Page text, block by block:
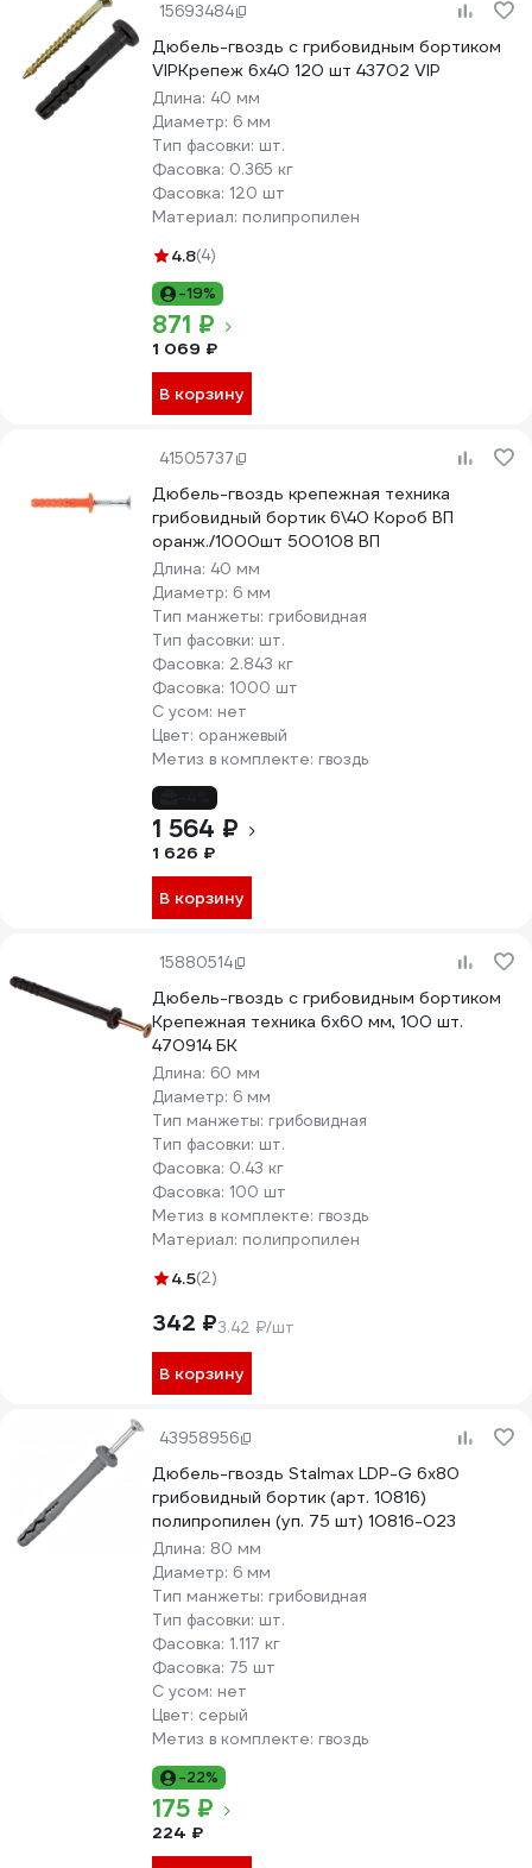
15693484
Дюбель-гвоздь с грибовидным бортиком
VIPКрепеж 6х40 120 шт 43702 VIP
Длина: 40 мм
Диаметр: 6 мм
Тип фасовки: шт.
Фасовка: 0.365 кг
Фасовка: 120 шт
Материал: полипропилен
4.8(4)
-19%
871 ₽
1 069 ₽
В корзину
41505737
Дюбель-гвоздь крепежная техника
грибовидный бортик 6\40 Короб ВП
оранж./1000шт 500108 ВП
Длина: 40 мм
Диаметр: 6 мм
Тип манжеты: грибовидная
Тип фасовки: шт.
Фасовка: 2.843 кг
Фасовка: 1000 шт
С усом: нет
Цвет: оранжевый
Метиз в комплекте: гвоздь
1 564 ₽
1 626 ₽
В корзину
15880514
Дюбель-гвоздь с грибовидным бортиком
Крепежная техника 6х60 мм, 100 шт.
470914 БК
Длина: 60 мм
Диаметр: 6 мм
Тип манжеты: грибовидная
Тип фасовки: шт.
Фасовка: 0.43 кг
Фасовка: 100 шт
Метиз в комплекте: гвоздь
Материал: полипропилен
4.5(2)
342 ₽3.42 ₽/шт
В корзину
43958956
Дюбель-гвоздь Stalmax LDP-G 6х80
грибовидный бортик (арт. 10816)
полипропилен (уп. 75 шт) 10816-023
Длина: 80 мм
Диаметр: 6 мм
Тип манжеты: грибовидная
Тип фасовки: шт.
Фасовка: 1.117 кг
Фасовка: 75 шт
С усом: нет
Цвет: серый
Метиз в комплекте: гвоздь
-22%
175 ₽
224 ₽